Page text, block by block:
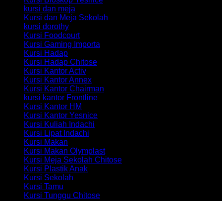
kursi dan meja
Kursi dan Meja Sekolah
kursi dorothy
Kursi Foodcourt
Kursi Gaming Importa
Kursi Hadap
Kursi Hadap Chitose
Kursi Kantor Activ
Kursi Kantor Annex
Kursi Kantor Chairman
kursi kantor Frontline
Kursi Kantor HM
Kursi Kantor Yesnice
Kursi Kuliah Indachi
Kursi Lipat Indachi
Kursi Makan
Kursi Makan Olymplast
Kursi Meja Sekolah Chitose
Kursi Plastik Anak
Kursi Sekolah
Kursi Tamu
Kursi Tunggu Chitose